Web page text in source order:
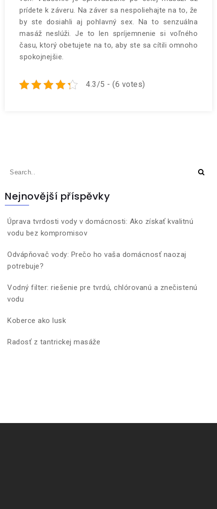
prídete k záveru. Na záver sa nespoliehajte na to, že
by ste dosiahli aj pohlavný sex. Na to senzuálna
masáž neslúži. Je to len spríjemnenie si voľného
času, ktorý obetujete na to, aby ste sa cítili omnoho
spokojnejšie.
4.3/5 - (6 votes)
Nejnovější příspěvky
Úprava tvrdosti vody v domácnosti: Ako získať kvalitnú
vodu bez kompromisov
Odvápňovač vody: Prečo ho vaša domácnosť naozaj
potrebuje?
Vodný filter: riešenie pre tvrdú, chlórovanú a znečistenú
vodu
Koberce ako lusk
Radosť z tantrickej masáže